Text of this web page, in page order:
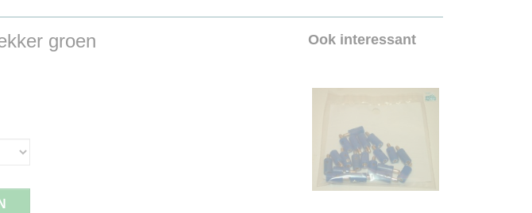
groen Ook interessant